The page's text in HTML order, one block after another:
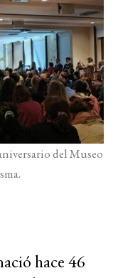
del Museo
hace 46